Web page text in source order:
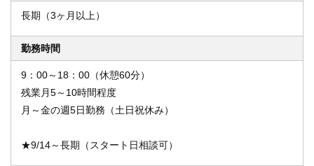
長期（3ヶ月以上）
勤務時間
9：00～18：00（休憩60分）
残業月5～10時間程度
月～金の週5日勤務（土日祝休み）
★9/14～長期（スタート日相談可）